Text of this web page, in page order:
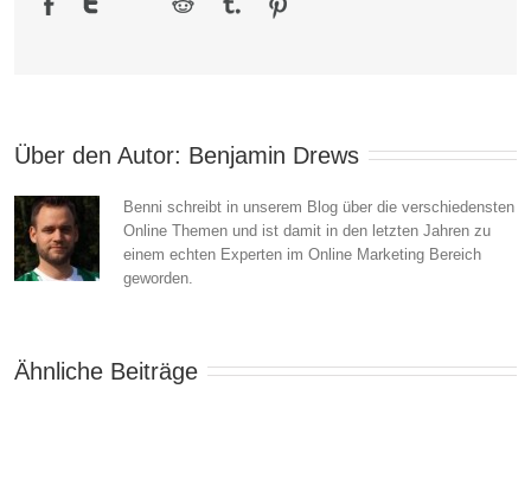
Über den Autor: Benjamin Drews
Benni schreibt in unserem Blog über die verschiedensten
Online Themen und ist damit in den letzten Jahren zu
einem echten Experten im Online Marketing Bereich
geworden.
Ähnliche Beiträge